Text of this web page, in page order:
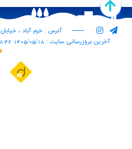
آدرس : خرم آباد ، خیابان 17 شهریور ، شهرداری خرم آباد
آخرین بروزرسانی سایت : 1405/05/18 08:42